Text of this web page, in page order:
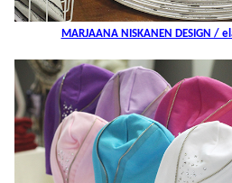
MARJAANA NISKANEN DESIGN